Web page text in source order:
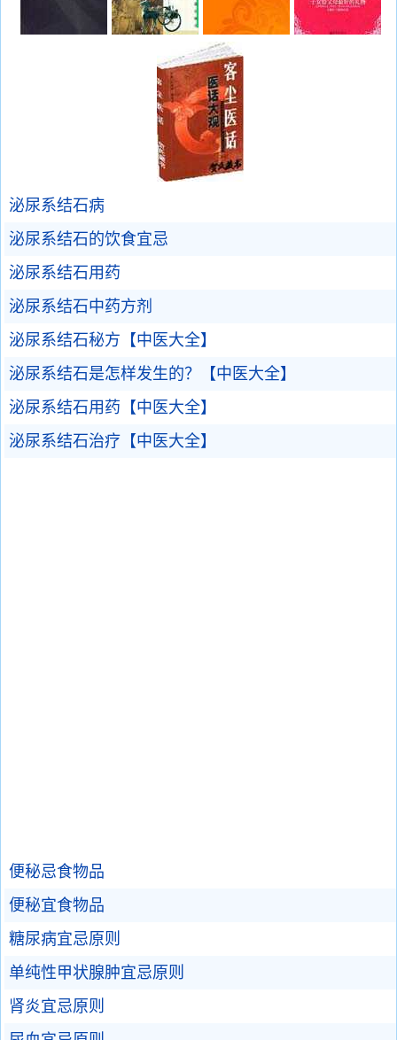
泌尿系结石病
泌尿系结石的饮食宜忌
泌尿系结石用药
泌尿系结石中药方剂
泌尿系结石秘方【中医大全】
泌尿系结石是怎样发生的？【中医大全】
泌尿系结石用药【中医大全】
泌尿系结石治疗【中医大全】
便秘忌食物品
便秘宜食物品
糖尿病宜忌原则
单纯性甲状腺肿宜忌原则
肾炎宜忌原则